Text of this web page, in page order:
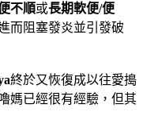
不順或長期軟便/便
而阻塞發炎並引發破
終於又恢復成以往愛搗
媽已經很有經驗，但其